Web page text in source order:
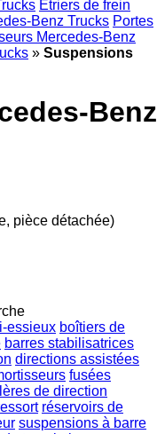
Étriers de frein
Benz Trucks Portes
Mercedes-Benz
» Suspensions
Benz
pièce détachée)
essieux boîtiers de
barres stabilisatrices
directions assistées
fusées
de direction
réservoirs de
suspensions à barre